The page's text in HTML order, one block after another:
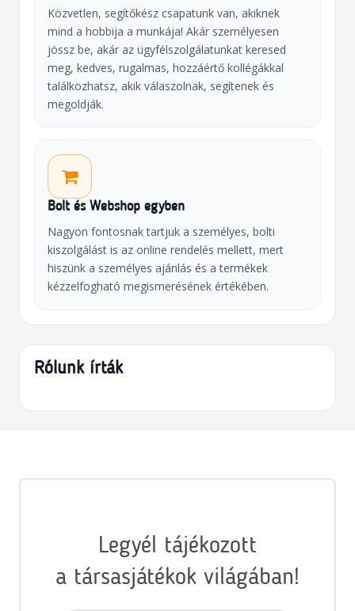
Közvetlen, segítőkész csapatunk van, akiknek
mind a hobbija a munkája! Akár személyesen
jössz be, akár az ügyfélszolgálatunkat keresed
meg, kedves, rugalmas, hozzáértő kollégákkal
találkozhatsz, akik válaszolnak, segítenek és
megoldják.
Bolt és Webshop egyben
Nagyon fontosnak tartjuk a személyes, bolti
kiszolgálást is az online rendelés mellett, mert
hiszünk a személyes ajánlás és a termékek
kézzelfogható megismerésének értékében.
Rólunk írták
Legyél tájékozott
a társasjátékok világában!